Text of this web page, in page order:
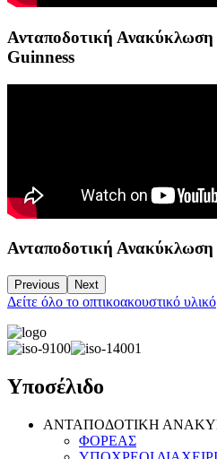
Ανταποδοτική
Guinness
Ανταποδοτική
Previous Next
Δείτε όλο το οπτικοακουστικό υλικό
Υποσέλιδο
ΑΝΤΑΠΟΔΟΤΙΚΗ
ΦΟΡΕΑΣ